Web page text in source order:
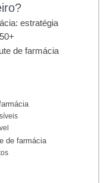
estratégia
de farmácia
de farmácia